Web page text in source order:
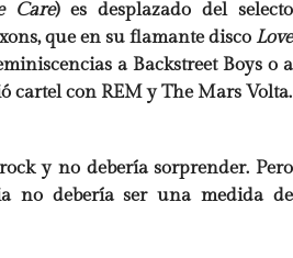
Care) es desplazado del selecto
que en su flamante disco Love
a Backstreet Boys o a
cartel con REM y The Mars Volta.
y no debería sorprender. Pero
no debería ser una medida de